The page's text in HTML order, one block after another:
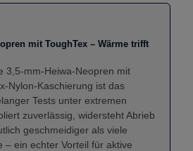
mit ToughTex – Wärme trifft
3,5-mm-Heiwa-Neopren mit
Nylon-Kaschierung ist das
Tests unter extremen
zuverlässig, widersteht Abrieb
geschmeidiger als viele
– ein echter Vorteil für aktive